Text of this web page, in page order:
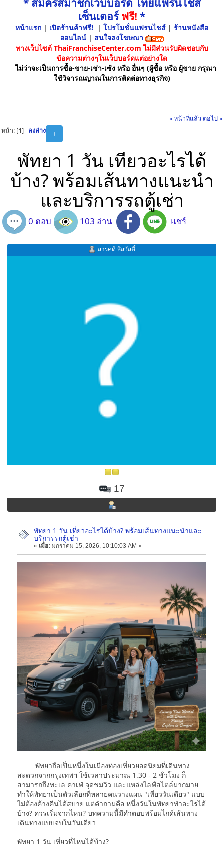
เซ็นเตอร์ฟรี! *
หน้าแรก | เปิดร้านค้าฟรี! | โปรโมชั่นแฟรนไชส์ | ร้านหนังสือ
ออนไลน์ | สนใจลงโฆษณา
ทางเว็บไซต์ ThaiFranchiseCenter.com ไม่มีส่วนรับผิดชอบกับ
ข้อความต่างๆในเว็บบอร์ดแต่อย่างใด
ไม่ว่าจะเป็นการซื้อ-ขาย-เช่า-เซ้ง หรือ อื่นๆ (ผู้ซื้อ หรือ ผู้ขาย กรุณา
ใช้วิจารณญาณในการติดต่อทางธุรกิจ)
« หน้าที่แล้ว ต่อไป »
+
หน้า: [1] ลงล่าง
พัทยา 1 วัน เที่ยวอะไรได้
บ้าง? พร้อมเส้นทางแนะนำ
และบริการรถตู้เช่า
0 ตอบ 103 อ่าน แชร์
สารคดี สีสวัสดิ์
17
พัทยา 1 วัน เที่ยวอะไรได้บ้าง? พร้อมเส้นทางแนะนำและ
บริการรถตู้เช่า
« เมื่อ: มกราคม 15, 2026, 10:10:03 AM »
พัทยาถือเป็นหนึ่งในเมืองท่องเที่ยวยอดนิยมที่เดินทาง
สะดวกจากกรุงเทพฯ ใช้เวลาประมาณ 1.30 - 2 ชั่วโมง ก็
สามารถถึงทะเล คาเฟ่ จุดชมวิว และแหล่งไลฟ์สไตล์มากมาย
ทำให้พัทยาเป็นตัวเลือกที่หลายคนวางแผน "เที่ยววันเดียว" แบบ
ไม่ต้องค้างคืนได้สบาย แต่คำถามคือ หนึ่งวันในพัทยาทำอะไรได้
บ้าง? ควรเริ่มจากไหน? บทความนี้มีคำตอบพร้อมไกด์เส้นทาง
เดินทางแบบจบในวันเดียว
พัทยา 1 วัน เที่ยวที่ไหนได้บ้าง?